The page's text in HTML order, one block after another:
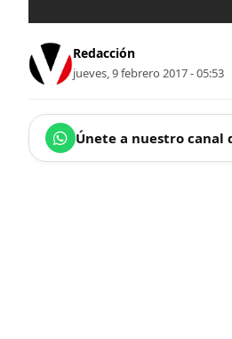
Redacción
jueves, 9 febrero 2017 - 05:53
Únete a nuestro canal